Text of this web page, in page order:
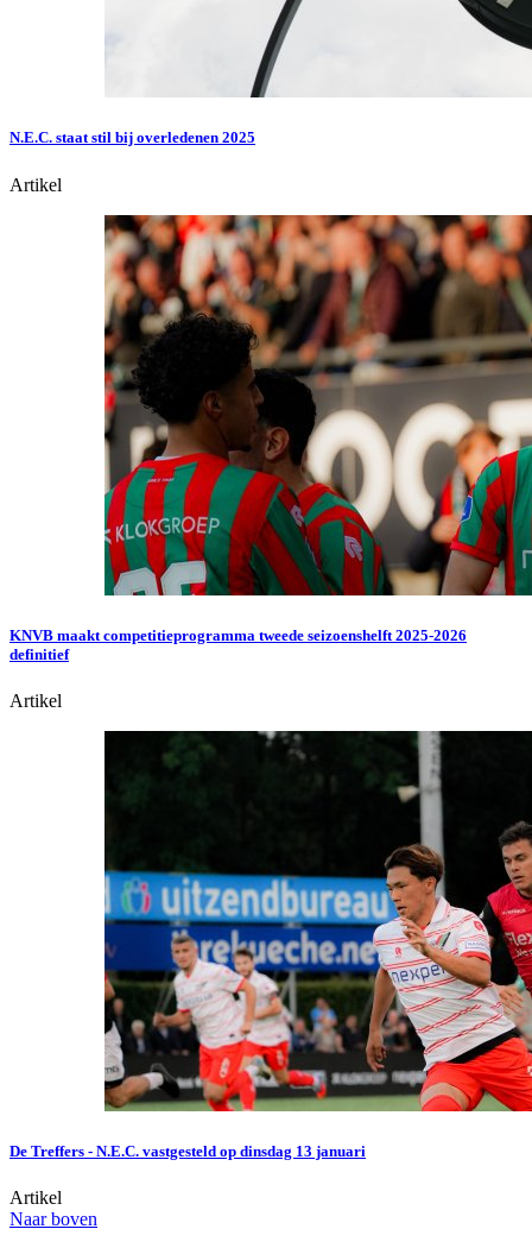
N.E.C. staat stil bij overledenen 2025
Artikel
KNVB maakt competitieprogramma tweede seizoenshelft 2025-2026
definitief
Artikel
De Treffers - N.E.C. vastgesteld op dinsdag 13 januari
Artikel
Naar boven